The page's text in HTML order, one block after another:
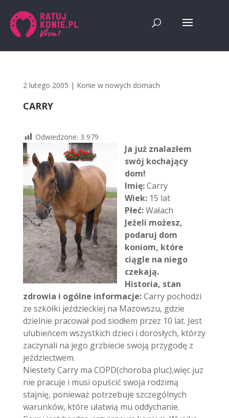
2 lutego 2005 | Konie w nowych domach
CARRY
Odwiedzone: 3 979
Ja już znalazłem
swój kochający
dom!
Imię:Carry
Wiek:15 lat
Płeć:Wałach
Jeżeli możesz,
podaruj dom
koniom, które
ciągle na niego
czekają.
Historia, stan
zdrowia i ogólne informacje:Carry pochodzi
ze szkółki jeździeckiej na Mazowszu, gdzie
dzielnie pracował pod siodłem przez 10 lat. Jest
ulubieńcem wszystkich dzieci i dorosłych, którzy
zaczynali na jego grzbiecie swoją przygodę z
jeździectwem.
Niestety Carry ma COPD(choroba pluc),więc juz
nie pracuje i musi opuścić swoja rodzimą
stajnię, ponieważ potrzebuje szczególnych
warunków, które ułatwią mu oddychanie.